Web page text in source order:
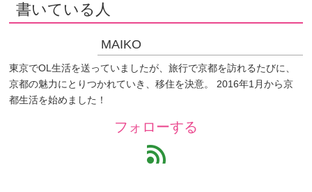
書いている人
MAIKO
東京でOL生活を送っていましたが、旅行で京都を訪れるたびに、
京都の魅力にとりつかれていき、移住を決意。 2016年1月から京
都生活を始めました！
フォローする
feed